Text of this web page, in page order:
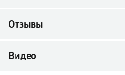
Отзывы
Видео